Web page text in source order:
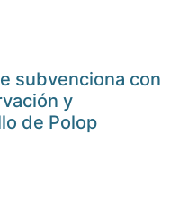
subvenciona con
y
de Polop